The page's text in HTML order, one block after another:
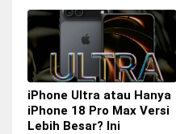
iPhone Ultra atau Hanya
iPhone 18 Pro Max Versi
Lebih Besar? Ini